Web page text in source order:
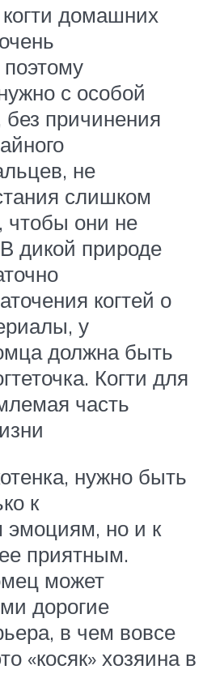
домашних
с особой
причинения
не
слишком
чтобы они не
дикой природе
когтей о
у
должна быть
Когти для
часть
нужно быть
к
но и к
приятным.
может
дорогие
в чем вовсе
«косяк» хозяина в